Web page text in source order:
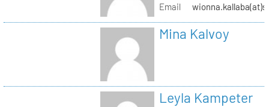
Email
Mina Kalvoy
Leyla Kampeter